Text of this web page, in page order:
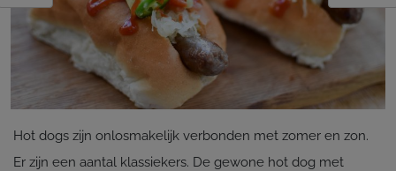
Hot dogs zijn onlosmakelijk verbonden met zomer en zon.
Er zijn een aantal klassiekers. De gewone hot dog met